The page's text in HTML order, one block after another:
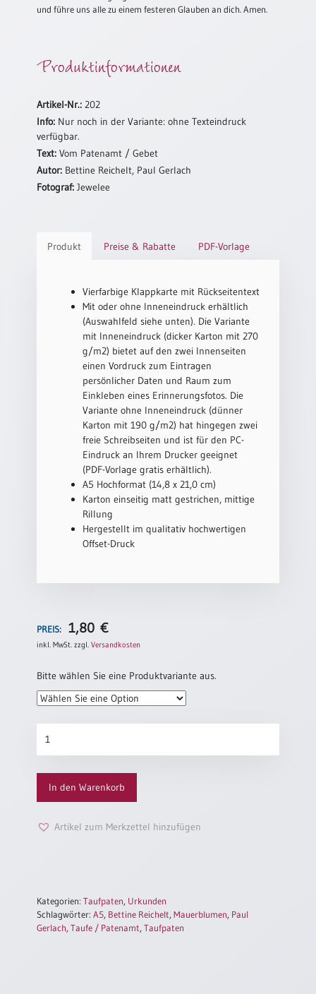
Eheschliessung
neutrale
Abendmahlszulassung
Kirchen(wieder)eintritt
PC-
Urkunden
Poster
Jahreslosung
Restbestände
Bücher
Urkundenscheine
und führe uns alle zu einem festeren Glauben an dich. Amen.
Produktinformationen
Artikel-Nr.: 202
Info: Nur noch in der Variante: ohne Texteindruck
verfügbar.
Text: Vom Patenamt / Gebet
Autor: Bettine Reichelt, Paul Gerlach
Fotograf: Jewelee
Produkt Preise & Rabatte PDF-Vorlage
Vierfarbige Klappkarte mit Rückseitentext
Mit oder ohne Inneneindruck erhältlich
(Auswahlfeld siehe unten). Die Variante
mit Inneneindruck (dicker Karton mit 270
g/m2) bietet auf den zwei Innenseiten
einen Vordruck zum Eintragen
persönlicher Daten und Raum zum
Einkleben eines Erinnerungsfotos. Die
Variante ohne Inneneindruck (dünner
Karton mit 190 g/m2) hat hingegen zwei
freie Schreibseiten und ist für den PC-
Eindruck an Ihrem Drucker geeignet
(PDF-Vorlage gratis erhältlich).
A5 Hochformat (14,8 x 21,0 cm)
Karton einseitig matt gestrichen, mittige
Rillung
Hergestellt im qualitativ hochwertigen
Offset-Druck
PREIS: 1,80€
inkl. MwSt. zzgl.Versandkosten
Bitte wählen Sie eine Produktvariante aus.
„Mauerblumen“
Menge
In den Warenkorb
Artikel zum Merkzettel hinzufügen
Kategorien:Taufpaten, Urkunden
Schlagwörter:A5, Bettine Reichelt,Mauerblumen, Paul
Gerlach,Taufe / Patenamt,Taufpaten